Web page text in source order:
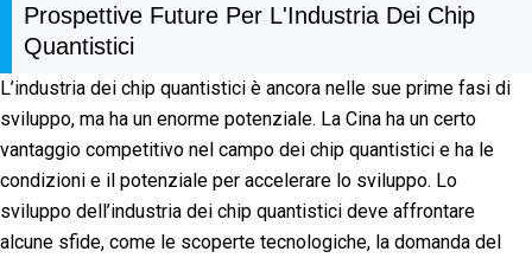
Prospettive Future Per L'Industria Dei Chip
Quantistici
L’industria dei chip quantistici è ancora nelle sue prime fasi di
sviluppo, ma ha un enorme potenziale. La Cina ha un certo
vantaggio competitivo nel campo dei chip quantistici e ha le
condizioni e il potenziale per accelerare lo sviluppo. Lo
sviluppo dell’industria dei chip quantistici deve affrontare
alcune sfide, come le scoperte tecnologiche, la domanda del